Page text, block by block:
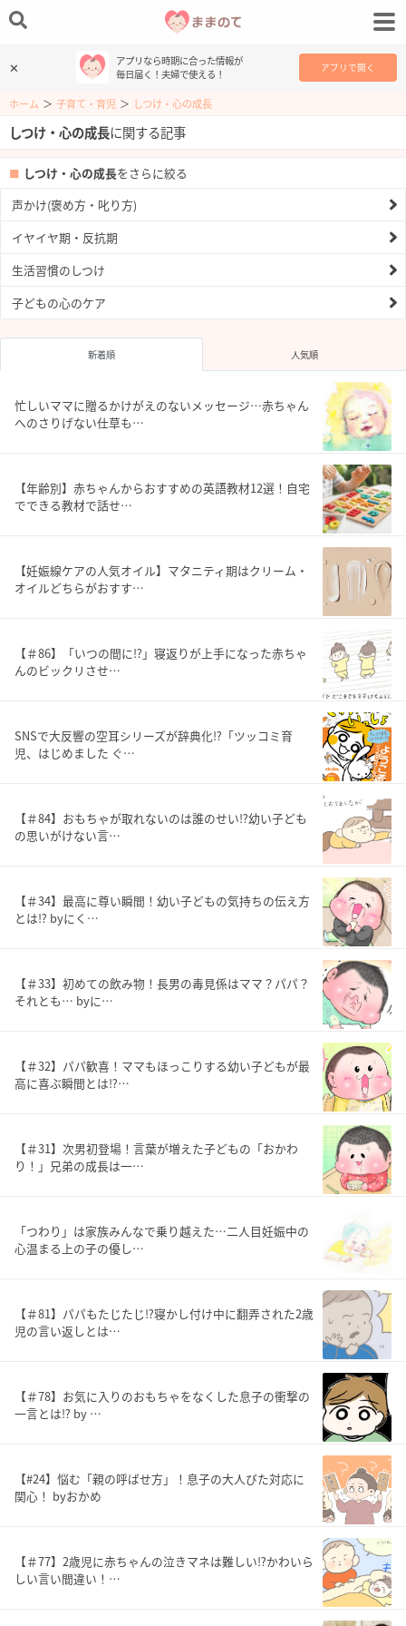
✕
アプリなら時期に合った情報が
毎日届く！夫婦で使える！
アプリで開く
ホーム ＞ 子育て・育児 ＞ しつけ・心の成長
しつけ・心の成長に関する記事
しつけ・心の成長をさらに絞る
声かけ(褒め方・叱り方)
イヤイヤ期・反抗期
生活習慣のしつけ
子どもの心のケア
新着順 人気順
忙しいママに贈るかけがえのないメッセージ…赤ちゃん
へのさりげない仕草も…
【年齢別】赤ちゃんからおすすめの英語教材12選！自宅
でできる教材で話せ…
【妊娠線ケアの人気オイル】マタニティ期はクリーム・
オイルどちらがおすす…
【＃86】「いつの間に⁉︎」寝返りが上手になった赤ちゃ
んのビックリさせ…
SNSで大反響の空耳シリーズが辞典化⁉「ツッコミ育
児、はじめました ぐ…
【＃84】おもちゃが取れないのは誰のせい⁉︎幼い子ども
の思いがけない言…
【＃34】最高に尊い瞬間！幼い子どもの気持ちの伝え方
とは⁉︎ byにく…
【＃33】初めての飲み物！長男の毒見係はママ？パパ？
それとも… byに…
【＃32】パパ歓喜！ママもほっこりする幼い子どもが最
高に喜ぶ瞬間とは⁉…
【＃31】次男初登場！言葉が増えた子どもの「おかわ
り！」兄弟の成長は一…
「つわり」は家族みんなで乗り越えた…二人目妊娠中の
心温まる上の子の優し…
【＃81】パパもたじたじ⁉寝かし付け中に翻弄された2歳
児の言い返しとは…
【＃78】お気に入りのおもちゃをなくした息子の衝撃の
一言とは⁉ by …
【#24】悩む「親の呼ばせ方」！息子の大人びた対応に
関心！ byおかめ
【＃77】2歳児に赤ちゃんの泣きマネは難しい⁉かわいら
しい言い間違い！…